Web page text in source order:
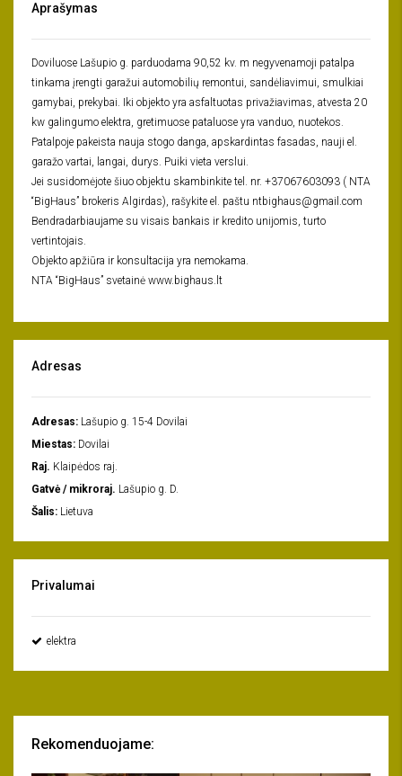
Aprašymas
Doviluose Lašupio g. parduodama 90,52 kv. m negyvenamoji patalpa
tinkama įrengti garažui automobilių remontui, sandėliavimui, smulkiai
gamybai, prekybai. Iki objekto yra asfaltuotas privažiavimas, atvesta 20
kw galingumo elektra, gretimuose pataluose yra vanduo, nuotekos.
Patalpoje pakeista nauja stogo danga, apskardintas fasadas, nauji el.
garažo vartai, langai, durys. Puiki vieta verslui.
Jei susidomėjote šiuo objektu skambinkite tel. nr. +37067603093 ( NTA
“BigHaus” brokeris Algirdas), rašykite el. paštu ntbighaus@gmail.com
Bendradarbiaujame su visais bankais ir kredito unijomis, turto
vertintojais.
Objekto apžiūra ir konsultacija yra nemokama.
NTA “BigHaus” svetainė www.bighaus.lt
Adresas
Adresas: Lašupio g. 15-4 Dovilai
Miestas: Dovilai
Raj. Klaipėdos raj.
Gatvė / mikroraj. Lašupio g. D.
Šalis: Lietuva
Privalumai
elektra
Rekomenduojame: